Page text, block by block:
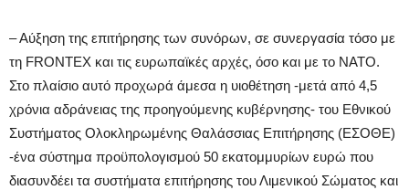
– Αύξηση της επιτήρησης των συνόρων, σε συνεργασία τόσο με
τη FRONTEX και τις ευρωπαϊκές αρχές, όσο και με το ΝΑΤΟ.
Στο πλαίσιο αυτό προχωρά άμεσα η υιοθέτηση -μετά από 4,5
χρόνια αδράνειας της προηγούμενης κυβέρνησης- του Εθνικού
Συστήματος Ολοκληρωμένης Θαλάσσιας Επιτήρησης (ΕΣΟΘΕ)
-ένα σύστημα προϋπολογισμού 50 εκατομμυρίων ευρώ που
διασυνδέει τα συστήματα επιτήρησης του Λιμενικού Σώματος και